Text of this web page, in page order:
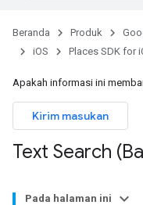
Beranda Produk
iOS
Places SDK for
Apakah informasi ini
Kirim masukan
Text Search
Pada halaman ini